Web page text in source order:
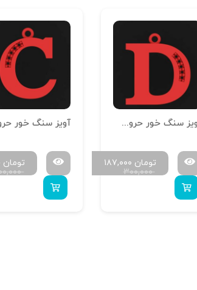
آویز سنگ خور حروف سایز کوچک H-MAYA-S-04
۳۰۰,۰۰۰
۱۸۷,۰۰۰ تومان تومان